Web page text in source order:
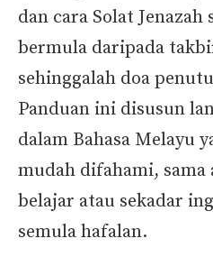
dan cara Solat Jenazah
bermula daripada
sehinggalah doa
Panduan ini disusun
dalam Bahasa Melayu
mudah difahami, sama
belajar atau sekadar
semula hafalan.